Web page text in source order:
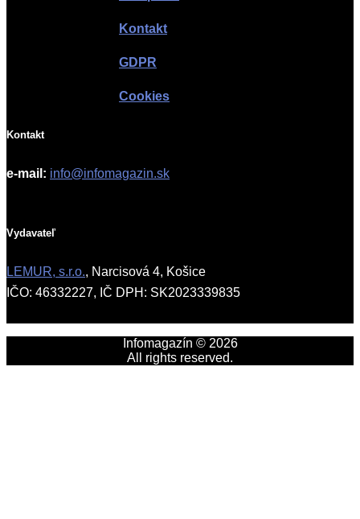
Kontakt
GDPR
Cookies
Kontakt
e-mail: info@infomagazin.sk
Vydavateľ
LEMUR, s.r.o., Narcisová 4, Košice
IČO: 46332227, IČ DPH: SK2023339835
Infomagazín © 2026
All rights reserved.